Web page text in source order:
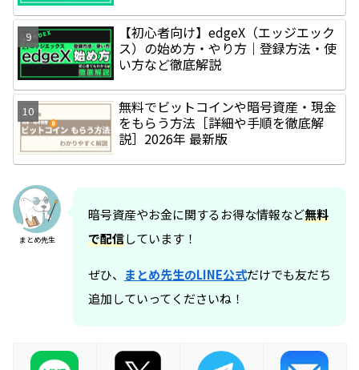
【初心者向け】edgeX（エッジエック
ス）の始め方・やり方｜登録方法・使
い方など徹底解説
無料でビットコインや暗号資産・現金
をもらう方法［詳細や手順を徹底解
説］2026年 最新版
まとめ先生
暗号資産やお金に関するお得な情報など無料
で配信しています！
ぜひ、 まとめ先生のLINE公式だけでも友だち
追加していってくださいね！